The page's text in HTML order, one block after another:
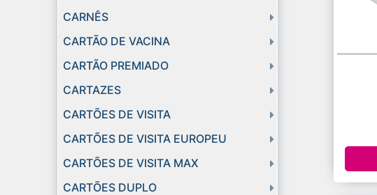
CARNÊS
CARTÃO DE VACINA
CARTÃO PREMIADO
CARTAZES
CARTÕES DE VISITA
CARTÕES DE VISITA EUROPEU
CARTÕES DE VISITA MAX
CARTÕES DUPLO